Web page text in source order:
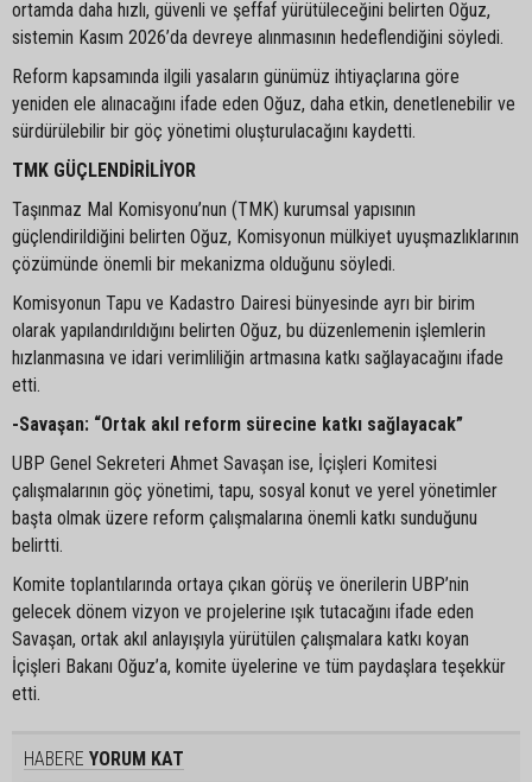
ortamda daha hızlı, güvenli ve şeffaf yürütüleceğini belirten Oğuz,
sistemin Kasım 2026’da devreye alınmasının hedeflendiğini söyledi.
Reform kapsamında ilgili yasaların günümüz ihtiyaçlarına göre
yeniden ele alınacağını ifade eden Oğuz, daha etkin, denetlenebilir ve
sürdürülebilir bir göç yönetimi oluşturulacağını kaydetti.
TMK GÜÇLENDİRİLİYOR
Taşınmaz Mal Komisyonu’nun (TMK) kurumsal yapısının
güçlendirildiğini belirten Oğuz, Komisyonun mülkiyet uyuşmazlıklarının
çözümünde önemli bir mekanizma olduğunu söyledi.
Komisyonun Tapu ve Kadastro Dairesi bünyesinde ayrı bir birim
olarak yapılandırıldığını belirten Oğuz, bu düzenlemenin işlemlerin
hızlanmasına ve idari verimliliğin artmasına katkı sağlayacağını ifade
etti.
-Savaşan: “Ortak akıl reform sürecine katkı sağlayacak”
UBP Genel Sekreteri Ahmet Savaşan ise, İçişleri Komitesi
çalışmalarının göç yönetimi, tapu, sosyal konut ve yerel yönetimler
başta olmak üzere reform çalışmalarına önemli katkı sunduğunu
belirtti.
Komite toplantılarında ortaya çıkan görüş ve önerilerin UBP’nin
gelecek dönem vizyon ve projelerine ışık tutacağını ifade eden
Savaşan, ortak akıl anlayışıyla yürütülen çalışmalara katkı koyan
İçişleri Bakanı Oğuz’a, komite üyelerine ve tüm paydaşlara teşekkür
etti.
HABERE YORUM KAT